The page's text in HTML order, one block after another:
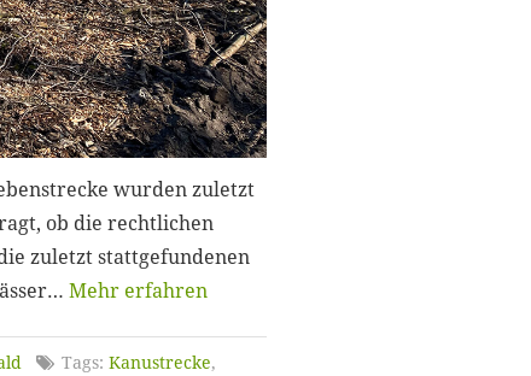
wurden zuletzt
ob die rechtlichen
zuletzt stattgefundenen
Mehr erfahren
Tags: Kanustrecke,